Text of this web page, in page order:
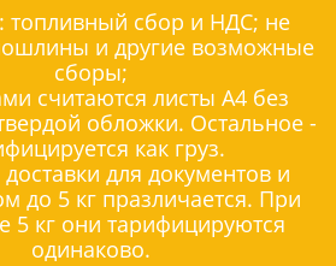
топливный сбор и НДС; не
и другие возможные
сборы;
считаются листы А4 без
обложки. Остальное -
как груз.
для документов и
до 5 кг празличается. При
5 кг они тарифицируются
одинаково.